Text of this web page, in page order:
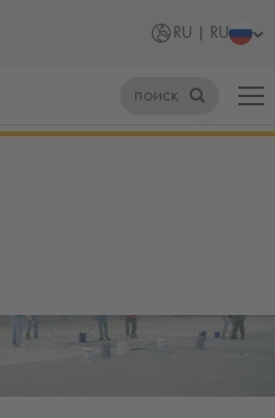
RU | RU
поиск